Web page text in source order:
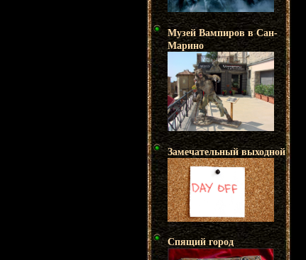
Музей Вампиров в Сан-
Марино
Замечательный выходной
Спящий город